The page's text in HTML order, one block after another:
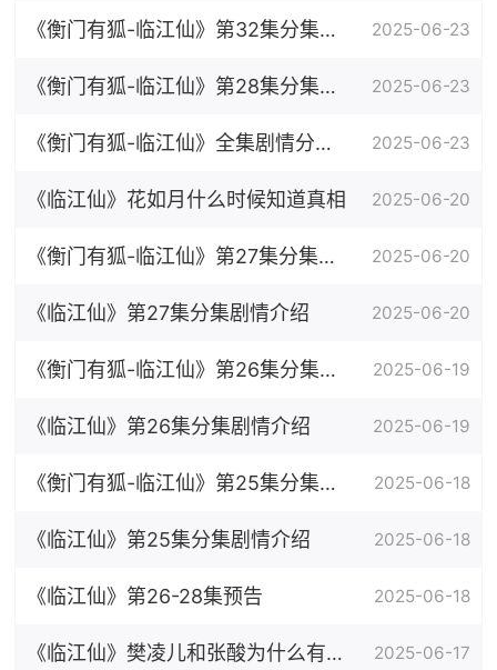
《衡门有狐-临江仙》第32集分集剧
情介绍
2025-06-23
《衡门有狐-临江仙》第28集分集剧
情介绍
2025-06-23
《衡门有狐-临江仙》全集剧情分集
介绍
2025-06-23
《临江仙》花如月什么时候知道真相 2025-06-20
《衡门有狐-临江仙》第27集分集剧
情介绍
2025-06-20
《临江仙》第27集分集剧情介绍 2025-06-20
《衡门有狐-临江仙》第26集分集剧
情介绍
2025-06-19
《临江仙》第26集分集剧情介绍 2025-06-19
《衡门有狐-临江仙》第25集分集剧
情介绍
2025-06-18
《临江仙》第25集分集剧情介绍 2025-06-18
《临江仙》第26-28集预告 2025-06-18
《临江仙》樊凌儿和张酸为什么有一 2025-06-17